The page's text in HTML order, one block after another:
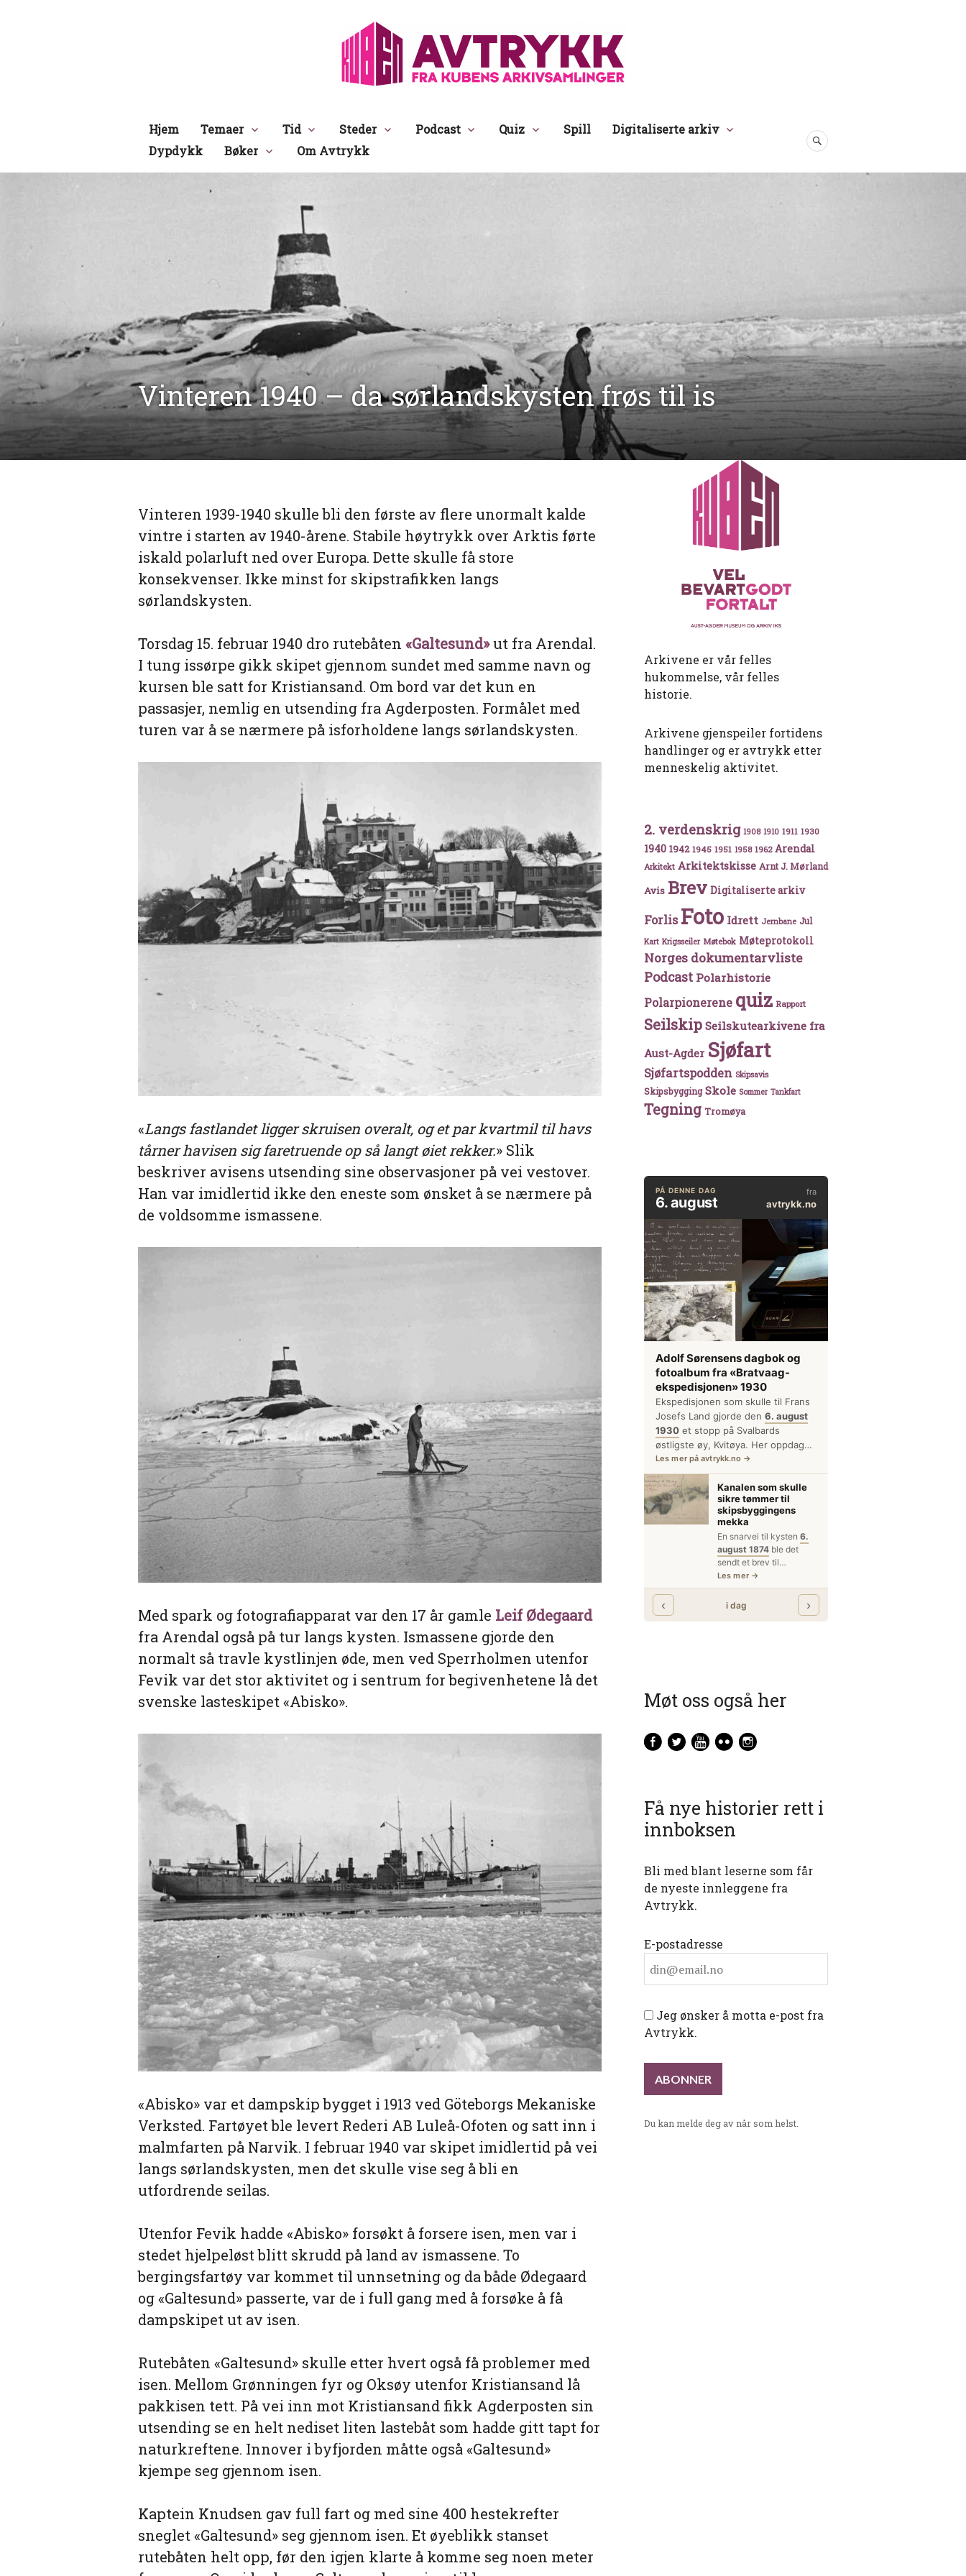
Avtrykk
Hjem Temaer Tid Steder Podcast Quiz Spill
Digitaliserte arkiv
Dypdykk
Bøker Om Avtrykk
SØK
Vinteren 1940 – da sørlandskysten frøs til is
Vinteren 1939-1940 skulle bli den første av flere unormalt kalde
vintre i starten av 1940-årene. Stabile høytrykk over Arktis førte
iskald polarluft ned over Europa. Dette skulle få store
konsekvenser. Ikke minst for skipstrafikken langs
sørlandskysten.
Torsdag 15. februar 1940 dro rutebåten «Galtesund»ut fra Arendal.
I tung issørpe gikk skipet gjennom sundet med samme navn og
kursen ble satt for Kristiansand. Om bord var det kun en
passasjer, nemlig en utsending fra Agderposten. Formålet med
turen var å se nærmere på isforholdene langs sørlandskysten.
«Langs fastlandet ligger skruisen overalt, og et par kvartmil til havs
tårner havisen sig faretruende op så langt øiet rekker.» Slik
beskriver avisens utsending sine observasjoner på vei vestover.
Han var imidlertid ikke den eneste som ønsket å se nærmere på
de voldsomme ismassene.
Med spark og fotografiapparat var den 17 år gamle Leif Ødegaard
fra Arendal også på tur langs kysten. Ismassene gjorde den
normalt så travle kystlinjen øde, men ved Sperrholmen utenfor
Fevik var det stor aktivitet og i sentrum for begivenhetene lå det
svenske lasteskipet «Abisko».
«Abisko» var et dampskip bygget i 1913 ved Göteborgs Mekaniske
Verksted. Fartøyet ble levert Rederi AB Luleå-Ofoten og satt inn i
malmfarten på Narvik. I februar 1940 var skipet imidlertid på vei
langs sørlandskysten, men det skulle vise seg å bli en
utfordrende seilas.
Utenfor Fevik hadde «Abisko» forsøkt å forsere isen, men var i
stedet hjelpeløst blitt skrudd på land av ismassene. To
bergingsfartøy var kommet til unnsetning og da både Ødegaard
og «Galtesund» passerte, var de i full gang med å forsøke å få
dampskipet ut av isen.
Rutebåten «Galtesund» skulle etter hvert også få problemer med
isen. Mellom Grønningen fyr og Oksøy utenfor Kristiansand lå
pakkisen tett. På vei inn mot Kristiansand fikk Agderposten sin
utsending se en helt nediset liten lastebåt som hadde gitt tapt for
naturkreftene. Innover i byfjorden måtte også «Galtesund»
kjempe seg gjennom isen.
Kaptein Knudsen gav full fart og med sine 400 hestekrefter
sneglet «Galtesund» seg gjennom isen. Et øyeblikk stanset
rutebåten helt opp, før den igjen klarte å komme seg noen meter
Arkivene er vår felles
hukommelse, vår felles
historie.
Arkivene gjenspeiler fortidens
handlinger og er avtrykk etter
menneskelig aktivitet.
2. verdenskrig 1908 1910 1911 1930
1940 1942 1945 1951 1958 1962 Arendal
Arkitekt Arkitektskisse Arnt J. Mørland
Avis Brev Digitaliserte arkiv
Forlis Foto Idrett Jernbane Jul
Kart Krigsseiler Møtebok Møteprotokoll
Norges dokumentarvliste
Podcast Polarhistorie
Polarpionerene quiz Rapport
Seilskip Seilskutearkivene fra
Aust-Agder Sjøfart
Sjøfartspodden Skipsavis
Skipsbygging Skole Sommer Tankfart
Tegning Tromøya
Møt oss også her
Få nye historier rett i
innboksen
Bli med blant leserne som får
de nyeste innleggene fra
Avtrykk.
E-postadresse
Jeg ønsker å motta e-post fra
Avtrykk.
Du kan melde deg av når som helst.